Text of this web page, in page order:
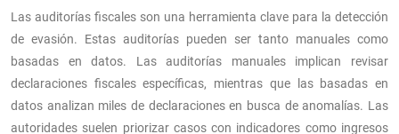
Las auditorías fiscales son una herramienta clave para la detección
de evasión. Estas auditorías pueden ser tanto manuales como
basadas en datos. Las auditorías manuales implican revisar
declaraciones fiscales específicas, mientras que las basadas en
datos analizan miles de declaraciones en busca de anomalías. Las
autoridades suelen priorizar casos con indicadores como ingresos